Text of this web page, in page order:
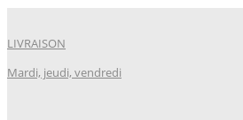
LIVRAISON
Mardi, jeudi, vendredi